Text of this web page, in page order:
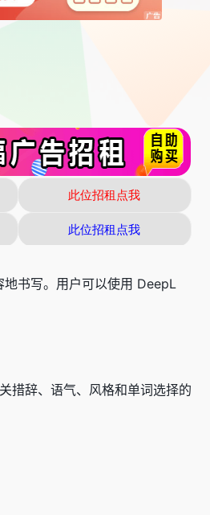
书写。用户可以使用 DeepL
措辞、语气、风格和单词选择的